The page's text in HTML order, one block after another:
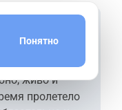
живо и
пролетело
Понятно